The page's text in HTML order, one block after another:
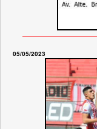
05/05/2023